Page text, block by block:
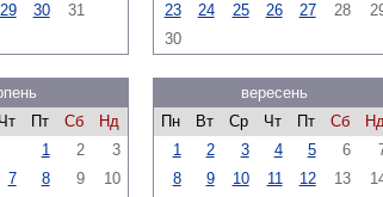
29 30 31
23
24 25 26 27 28
30
Чт Пт Сб
Нд
1
2
3
7 8 9
10
вересень
Пн
Вт Ср Чт Пт Сб
1
2 3 4 5 6
8
9 10 11 12 13